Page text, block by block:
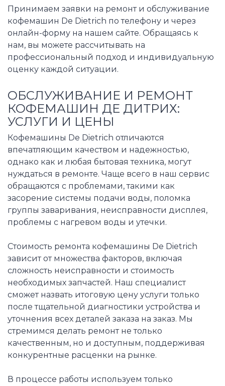
Принимаем заявки на ремонт и обслуживание
кофемашин De Dietrich по телефону и через
онлайн-форму на нашем сайте. Обращаясь к
нам, вы можете рассчитывать на
профессиональный подход и индивидуальную
оценку каждой ситуации.
ОБСЛУЖИВАНИЕ И РЕМОНТ
КОФЕМАШИН ДЕ ДИТРИХ:
УСЛУГИ И ЦЕНЫ
Кофемашины De Dietrich отличаются
впечатляющим качеством и надежностью,
однако как и любая бытовая техника, могут
нуждаться в ремонте. Чаще всего в наш сервис
обращаются с проблемами, такими как
засорение системы подачи воды, поломка
группы заваривания, неисправности дисплея,
проблемы с нагревом воды и утечки.
Стоимость ремонта кофемашины De Dietrich
зависит от множества факторов, включая
сложность неисправности и стоимость
необходимых запчастей. Наш специалист
сможет назвать итоговую цену услуги только
после тщательной диагностики устройства и
уточнения всех деталей заказа на заказ. Мы
стремимся делать ремонт не только
качественным, но и доступным, поддерживая
конкурентные расценки на рынке.
В процессе работы используем только